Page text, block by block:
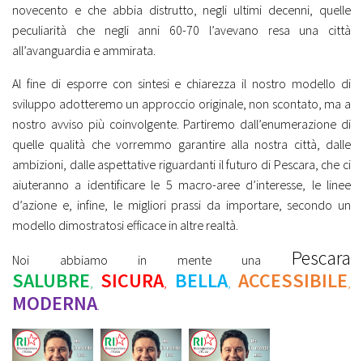
novecento e che abbia distrutto, negli ultimi decenni, quelle
peculiarità che negli anni 60-70 l’avevano resa una città
all’avanguardia e ammirata.
Al fine di esporre con sintesi e chiarezza il nostro modello di
sviluppo adotteremo un approccio originale, non scontato, ma a
nostro avviso più coinvolgente. Partiremo dall’enumerazione di
quelle qualità che vorremmo garantire alla nostra città, dalle
ambizioni, dalle aspettative riguardanti il futuro di Pescara, che ci
aiuteranno a identificare le 5 macro-aree d’interesse, le linee
d’azione e, infine, le migliori prassi da importare, secondo un
modello dimostratosi efficace in altre realtà.
Noi abbiamo in mente una Pescara
SALUBRE, SICURA, BELLA, ACCESSIBILE,
MODERNA.